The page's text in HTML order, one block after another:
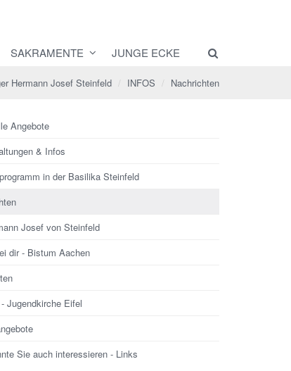
SAKRAMENTE JUNGE ECKE
Hermann Josef Steinfeld INFOS Nachrichten
Angebote
& Infos
in der Basilika Steinfeld
Josef von Steinfeld
dir - Bistum Aachen
Jugendkirche Eifel
Sie auch interessieren - Links